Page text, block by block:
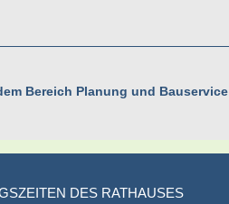
Bereich Planung und Bauservice
DES RATHAUSES